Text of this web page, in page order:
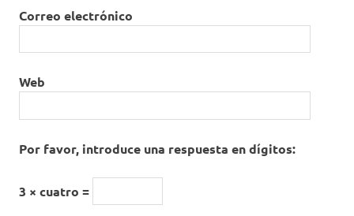
Correo electrónico
Web
Por favor, introduce una respuesta en dígitos:
3 × cuatro =